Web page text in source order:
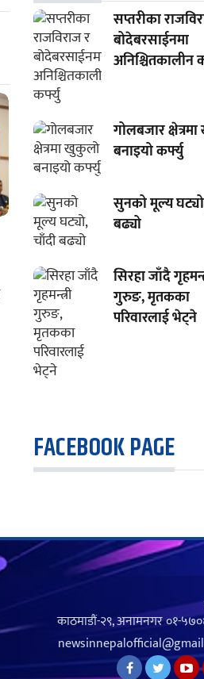
सप्तरीका
बोदेबरसाईनमा
अनिश्चितकालीन
गोलबजार
बनाइयो कर्फ्यु
सुनको मूल्य
बढ्यो
सिरहा जाँदै
गुरुङ, मृतकका
परिवारलाई भेट्ने
FACEBOOK PAGE
काठमाडौं-२९, अनामनगर०१-